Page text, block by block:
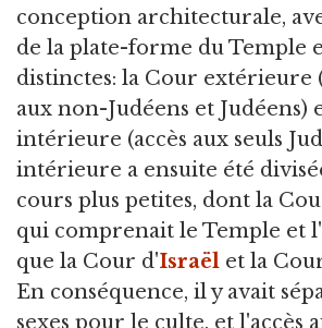
conception architecturale,
de la plate-forme du Temple
distinctes: la Cour extérieure
aux non-Judéens et Judéens)
intérieure (accès aux seuls
intérieure a ensuite été
cours plus petites, dont la
qui comprenait le Temple et
que la Cour d'Israël et la
En conséquence, il y avait
sexes pour le culte, et l'accès